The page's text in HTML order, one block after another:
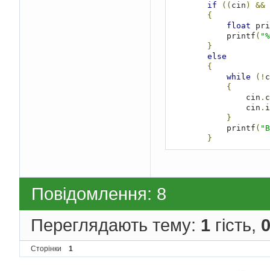
if (( cin ) &&
{
float
            printf
(
}
else
{
while
(!
{
                cin
.
                cin
.
}
            printf
(
}
Повідомлення: 8
Переглядають тему: 1 гість, 0
Сторінки 1